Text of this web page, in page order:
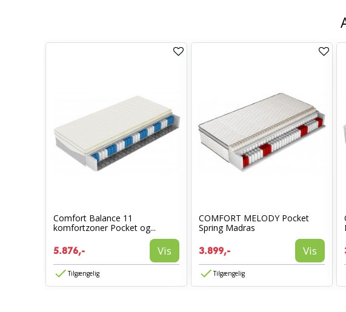
Comfort Balance 11
komfortzoner Pocket og...
5.876,- Vis
Tilgængelig
COMFORT MELODY Pocket
Spring Madras
3.899,- Vis
Tilgængelig